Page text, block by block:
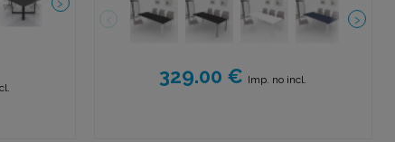
329.00 € Imp. no incl.